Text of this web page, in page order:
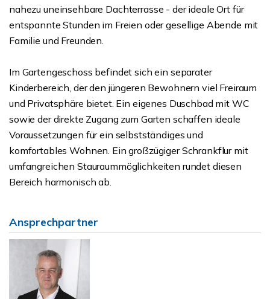
nahezu uneinsehbare Dachterrasse - der ideale Ort für
entspannte Stunden im Freien oder gesellige Abende mit
Familie und Freunden.
Im Gartengeschoss befindet sich ein separater
Kinderbereich, der den jüngeren Bewohnern viel Freiraum
und Privatsphäre bietet. Ein eigenes Duschbad mit WC
sowie der direkte Zugang zum Garten schaffen ideale
Voraussetzungen für ein selbstständiges und
komfortables Wohnen. Ein großzügiger Schrankflur mit
umfangreichen Stauraummöglichkeiten rundet diesen
Bereich harmonisch ab.
Ansprechpartner